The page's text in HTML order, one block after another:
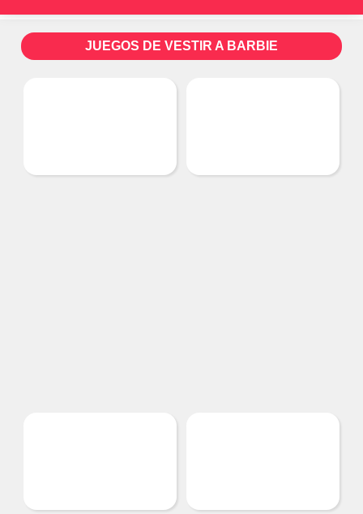
JUEGOS DE VESTIR A BARBIE